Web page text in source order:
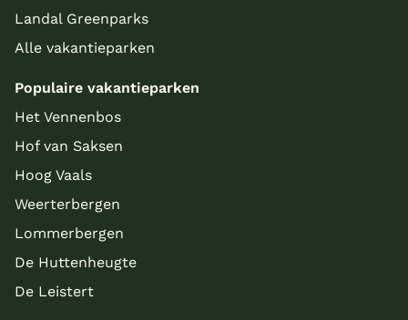
Landal Greenparks
Alle vakantieparken
Populaire vakantieparken
Het Vennenbos
Hof van Saksen
Hoog Vaals
Weerterbergen
Lommerbergen
De Huttenheugte
De Leistert